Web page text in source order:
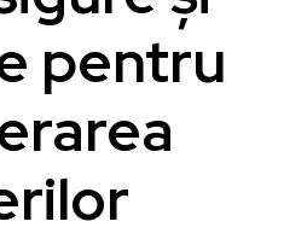
pentru